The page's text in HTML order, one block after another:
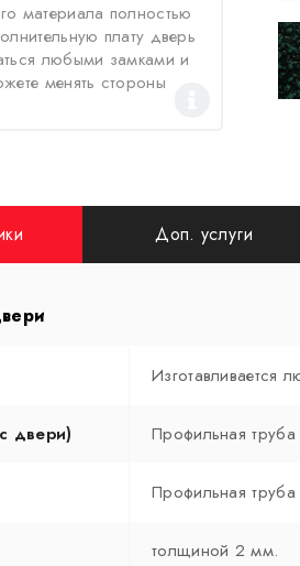
материала полностью
плату дверь
любыми замками и
менять стороны
Доп. услуги
Изготавливается
двери) Профильная
Профильная
толщиной 2 мм.